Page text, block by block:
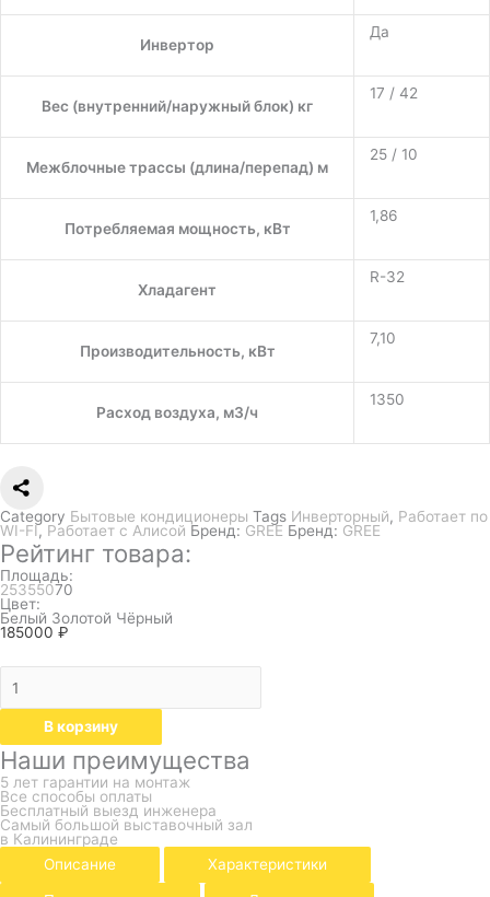
Инвертор
Да
Вес (внутренний/наружный блок) кг
17 / 42
Межблочные трассы (длина/перепад) м
25 / 10
Потребляемая мощность, кВт
1,86
Хладагент
R-32
Производительность, кВт
7,10
Расход воздуха, м3/ч
1350
Category Бытовые кондиционеры Tags Инверторный, Работает по
WI-FI, Работает с Алисой Бренд: GREE Бренд: GREE
Рейтинг товара:
Площадь:
25355070
Цвет:
Белый Золотой Чёрный
185000 ₽
В корзину
Наши преимущества
5 лет гарантии на монтаж
Все способы оплаты
Бесплатный выезд инженера
Самый большой выставочный зал
в Калининграде
Описание
Характеристики